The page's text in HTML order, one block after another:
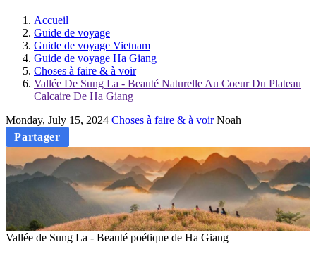
Accueil
Guide de voyage
Guide de voyage Vietnam
Guide de voyage Ha Giang
Choses à faire & à voir
Vallée De Sung La - Beauté Naturelle Au Coeur Du Plateau
Calcaire De Ha Giang
Monday, July 15, 2024 Choses à faire & à voir Noah
Partager
Vallée de Sung La - Beauté poétique de Ha Giang